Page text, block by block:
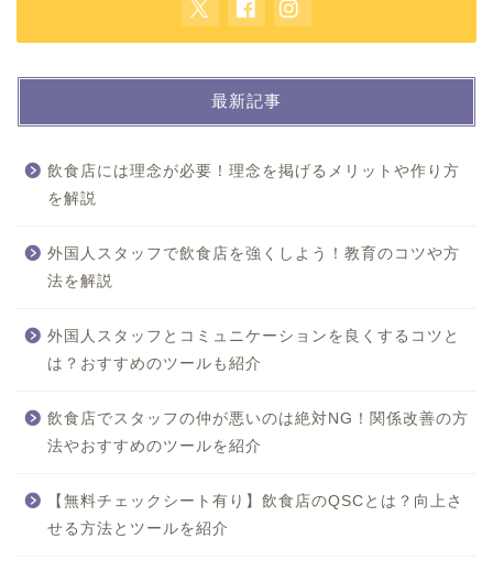
最新記事
飲食店には理念が必要！理念を掲げるメリットや作り方
を解説
外国人スタッフで飲食店を強くしよう！教育のコツや方
法を解説
外国人スタッフとコミュニケーションを良くするコツと
は？おすすめのツールも紹介
飲食店でスタッフの仲が悪いのは絶対NG！関係改善の方
法やおすすめのツールを紹介
【無料チェックシート有り】飲食店のQSCとは？向上さ
せる方法とツールを紹介